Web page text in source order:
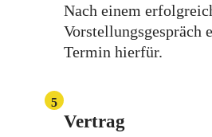
Nach einem
Vorstellungsgespräch
Termin hierfür.
5
Vertrag